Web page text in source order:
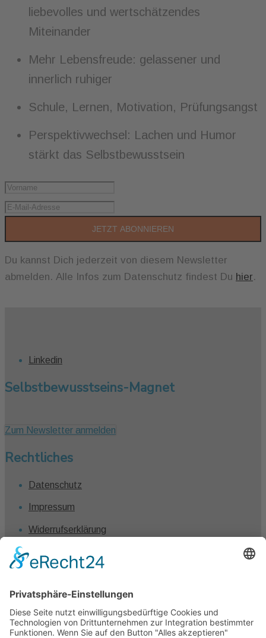
liebevolles und wertschätzendes
Miteinander
Mehr Lebensfreude: gelassener und
innerlich ruhiger
Schule, Lernen, Motivation, Prüfungsangst
Perspektivwechsel: Lachen und Humor
stärkt das Selbstbewusstsein
JETZT ABONNIEREN
Du kannst Dich jederzeit von diesem Newsletter
abmelden. Alle Infos zum Datenschutz findest Du hier.
Linkedin
Selbstbewusstseins-Magnet
Zum Newsletter anmelden
Rechtliches
Datenschutz
Impressum
Widerrufserklärung
Vertrag widerrufen
Kontakt
Claudia Winkel